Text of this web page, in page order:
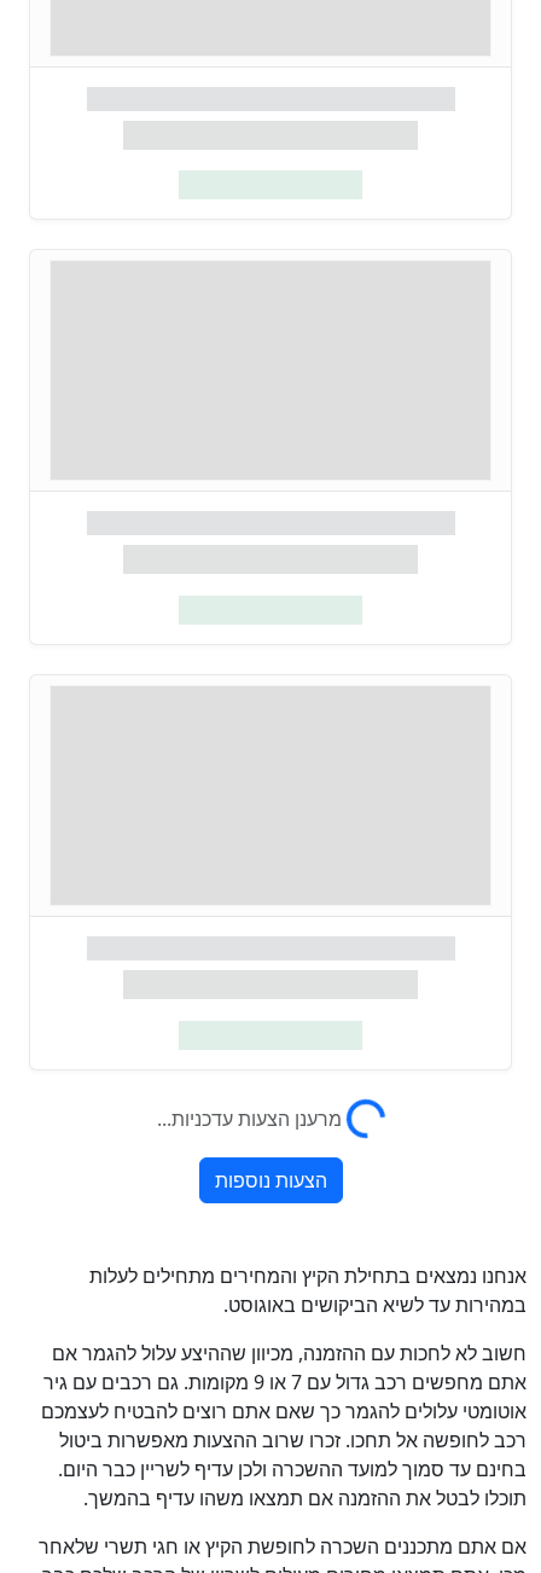
אנחנו נמצאים בתחילת הקיץ והמחירים מתחילים לעלות
במהירות עד לשיא הביקושים באוגוסט.
חשוב לא לחכות עם ההזמנה, מכיוון שההיצע עלול להגמר אם
אתם מחפשים רכב גדול עם 7 או 9 מקומות. גם רכבים עם גיר
אוטומטי עלולים להגמר כך שאם אתם רוצים להבטיח לעצמכם
רכב לחופשה אל תחכו. זכרו שרוב ההצעות מאפשרות ביטול
בחינם עד סמוך למועד ההשכרה ולכן עדיף לשריין כבר היום.
תוכלו לבטל את ההזמנה אם תמצאו משהו עדיף בהמשך.
אם אתם מתכננים השכרה לחופשת הקיץ או חגי תשרי שלאחר